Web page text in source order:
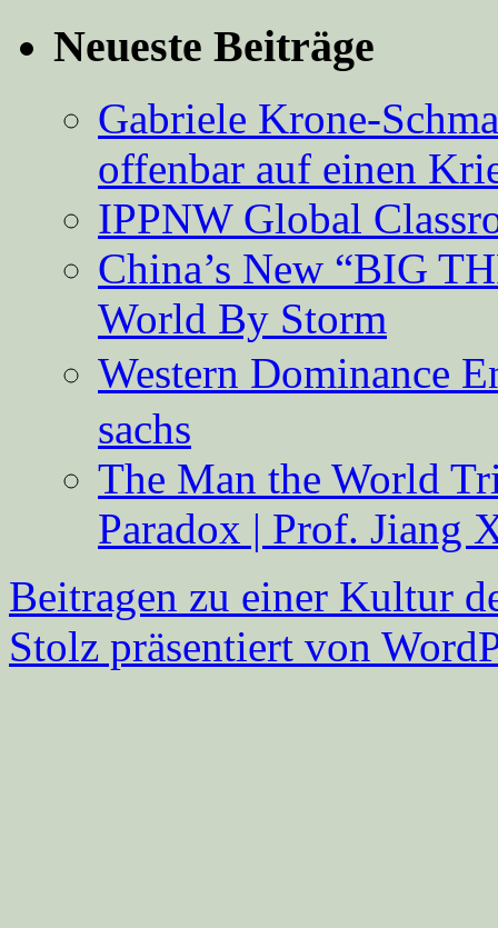
Neueste Beiträge
Gabriele Krone-
offenbar auf einen
IPPNW Global
China’s New “BIG
World By Storm
Western Dominance
sachs
The Man the World
Paradox | Prof. Jiang
Beitragen zu einer Kultur
Stolz präsentiert von